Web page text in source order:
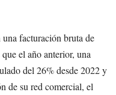
facturación bruta de
el año anterior, una
del 26% desde 2022 y
de su red comercial, el